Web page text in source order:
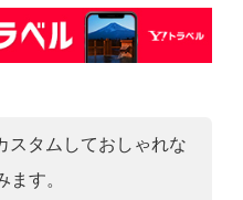
スタムしておしゃれな
ます。